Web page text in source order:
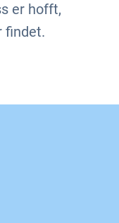
er hofft,
findet.